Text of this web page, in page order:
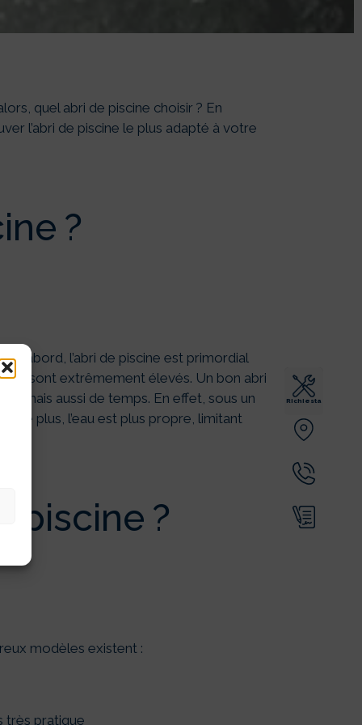
Richiesta
quel abri de piscine choisir ? En
l’abri de piscine le plus adapté à votre
?
l’abri de piscine est primordial
sont extrêmement élevés. Un bon abri
mais aussi de temps. En effet, sous un
De plus, l’eau est plus propre, limitant
piscine ?
modèles existent :
très pratique